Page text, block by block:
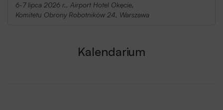
6-7 lipca 2026 r., Airport Hotel Okęcie,
Komitetu Obrony Robotników 24, Warszawa
Kalendarium